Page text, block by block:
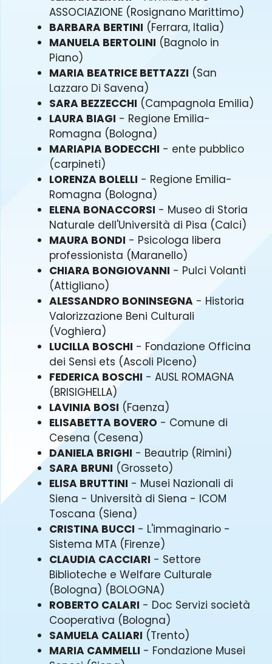
ASSOCIAZIONE (Rosignano Marittimo)
BARBARA BERTINI (Ferrara, Italia)
MANUELA BERTOLINI (Bagnolo in
Piano)
MARIA BEATRICE BETTAZZI (San
Lazzaro Di Savena)
SARA BEZZECCHI (Campagnola Emilia)
LAURA BIAGI - Regione Emilia-
Romagna (Bologna)
MARIAPIA BODECCHI - ente pubblico
(carpineti)
LORENZA BOLELLI - Regione Emilia-
Romagna (Bologna)
ELENA BONACCORSI - Museo di Storia
Naturale dell'Università di Pisa (Calci)
MAURA BONDI - Psicologa libera
professionista (Maranello)
CHIARA BONGIOVANNI - Pulci Volanti
(Attigliano)
ALESSANDRO BONINSEGNA - Historia
Valorizzazione Beni Culturali
(Voghiera)
LUCILLA BOSCHI - Fondazione Officina
dei Sensi ets (Ascoli Piceno)
FEDERICA BOSCHI - AUSL ROMAGNA
(BRISIGHELLA)
LAVINIA BOSI (Faenza)
ELISABETTA BOVERO - Comune di
Cesena (Cesena)
DANIELA BRIGHI - Beautrip (Rimini)
SARA BRUNI (Grosseto)
ELISA BRUTTINI - Musei Nazionali di
Siena - Università di Siena - ICOM
Toscana (Siena)
CRISTINA BUCCI - L'immaginario -
Sistema MTA (Firenze)
CLAUDIA CACCIARI - Settore
Biblioteche e Welfare Culturale
(Bologna) (BOLOGNA)
ROBERTO CALARI - Doc Servizi società
Cooperativa (Bologna)
SAMUELA CALIARI (Trento)
MARIA CAMMELLI - Fondazione Musei